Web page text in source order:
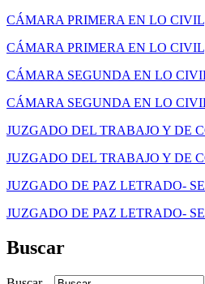
CÁMARA PRIMERA EN LO
CÁMARA PRIMERA EN LO
CÁMARA SEGUNDA EN LO
CÁMARA SEGUNDA EN LO
JUZGADO DEL TRABAJO Y DE
JUZGADO DEL TRABAJO Y DE
JUZGADO DE PAZ LETRADO-
JUZGADO DE PAZ LETRADO-
Buscar